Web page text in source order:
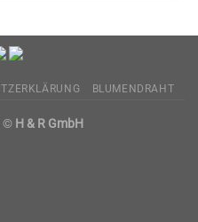
BLUMENDRAHT
© H & R GmbH